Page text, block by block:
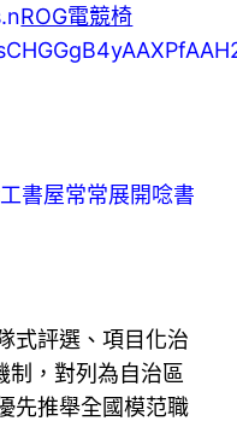
ROG電競椅
書屋常常展開唸書
式評選、項目化治
制，對列為自治區
先推舉全國模范職